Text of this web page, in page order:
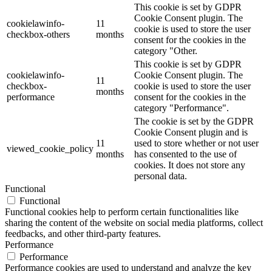
cookielawinfo-
checkbox-others
11
months
This cookie is set by GDPR
Cookie Consent plugin. The
cookie is used to store the user
consent for the cookies in the
category "Other.
cookielawinfo-
checkbox-
performance
11
months
This cookie is set by GDPR
Cookie Consent plugin. The
cookie is used to store the user
consent for the cookies in the
category "Performance".
viewed_cookie_policy
11
months
The cookie is set by the GDPR
Cookie Consent plugin and is
used to store whether or not user
has consented to the use of
cookies. It does not store any
personal data.
Functional
Functional
Functional cookies help to perform certain functionalities like
sharing the content of the website on social media platforms, collect
feedbacks, and other third-party features.
Performance
Performance
Performance cookies are used to understand and analyze the key